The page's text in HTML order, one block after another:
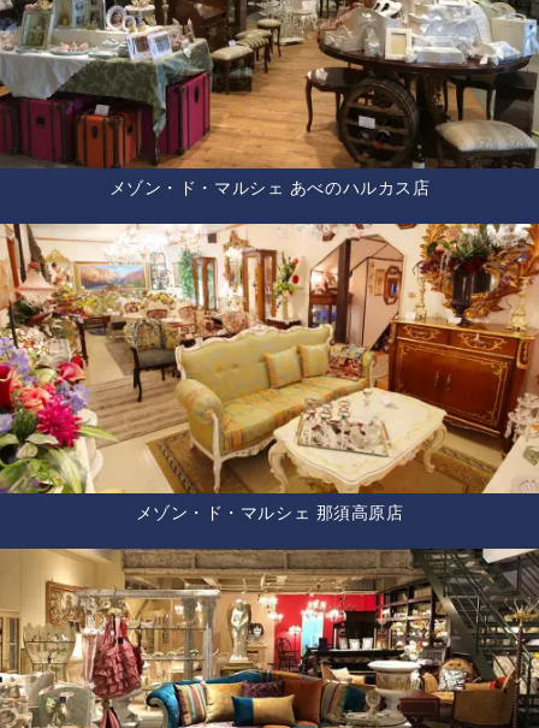
メゾン・ド・マルシェ あべのハルカス店
メゾン・ド・マルシェ 那須高原店